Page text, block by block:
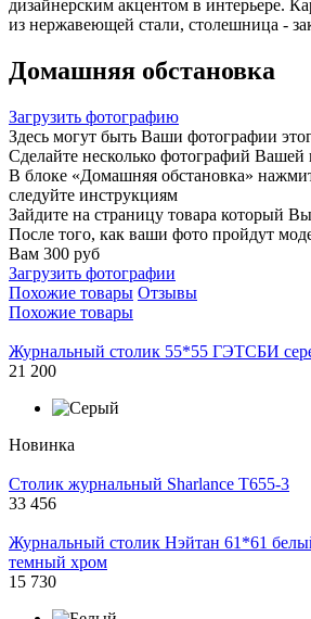
дизайнерским акцентом в интерьере.
из нержавеющей стали, столешница -
Домашняя обстановка
Загрузить фотографию
Здесь могут быть Ваши фотографии
Сделайте несколько фотографий Вашей
В блоке «Домашняя обстановка»
следуйте инструкциям
Зайдите на страницу товара который
После того, как ваши фото пройдут
Вам 300 руб
Загрузить фотографии
Похожие товары Отзывы
Похожие товары
Журнальный столик 55*55 ГЭТСБИ
21 200
Новинка
Столик журнальный Sharlance T655-3
33 456
Журнальный столик Нэйтан 61*61
темный хром
15 730